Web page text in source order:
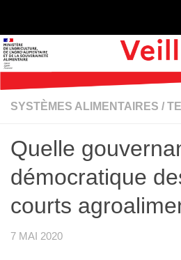
SYSTÈMES ALIMENTAIRES /
Quelle
démocratique
courts
7 MAI 2020